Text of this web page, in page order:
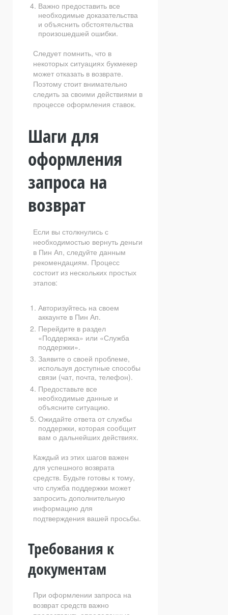
Важно предоставить все
необходимые доказательства
и объяснить обстоятельства
произошедшей ошибки.
Следует помнить, что в
некоторых ситуациях букмекер
может отказать в возврате.
Поэтому стоит внимательно
следить за своими действиями в
процессе оформления ставок.
Шаги для
оформления
запроса на
возврат
Если вы столкнулись с
необходимостью вернуть деньги
в Пин Ап, следуйте данным
рекомендациям. Процесс
состоит из нескольких простых
этапов:
Авторизуйтесь на своем
аккаунте в Пин Ап.
Перейдите в раздел
«Поддержка» или «Служба
поддержки».
Заявите о своей проблеме,
используя доступные способы
связи (чат, почта, телефон).
Предоставьте все
необходимые данные и
объясните ситуацию.
Ожидайте ответа от службы
поддержки, которая сообщит
вам о дальнейших действиях.
Каждый из этих шагов важен
для успешного возврата
средств. Будьте готовы к тому,
что служба поддержки может
запросить дополнительную
информацию для
подтверждения вашей просьбы.
Требования к
документам
При оформлении запроса на
возврат средств важно